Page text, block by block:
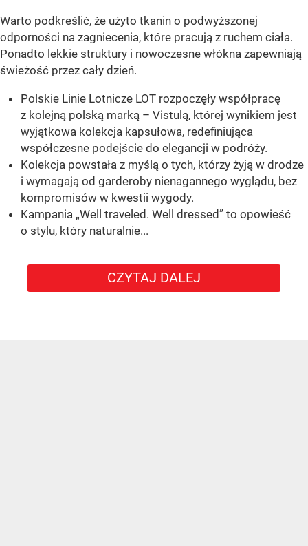
Warto podkreślić, że użyto tkanin o podwyższonej
odporności na zagniecenia, które pracują z ruchem ciała.
Ponadto lekkie struktury i nowoczesne włókna zapewniają
świeżość przez cały dzień.
Polskie Linie Lotnicze LOT rozpoczęły współpracę
z kolejną polską marką – Vistulą, której wynikiem jest
wyjątkowa kolekcja kapsułowa, redefiniująca
współczesne podejście do elegancji w podróży.
Kolekcja powstała z myślą o tych, którzy żyją w drodze
i wymagają od garderoby nienagannego wyglądu, bez
kompromisów w kwestii wygody.
Kampania „Well traveled. Well dressed” to opowieść
o stylu, który naturalnie...
CZYTAJ DALEJ